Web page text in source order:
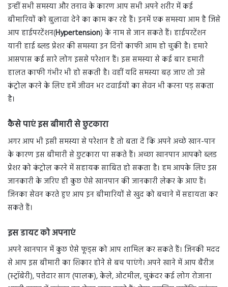
इन्हीं सभी समस्या और तनाव के कारण आप सभी अपने शरीर में कई
बीमारियों को बुलावा देने का काम कर रहे हैं। इनमें एक समस्या आम है जिसे
आप हाईपरटेंशन(Hypertension) के नाम से जान सकते हैं। हाईपरटेंशन
यानी हाई ब्लड प्रेशर की समस्या इन दिनों काफी आम हो चुकी है। हमारे
आसपास कई सारे लोग इससे परेशान हैं। इस समस्या से कई बार हमारी
हालत काफी गंभीर भी हो सकती है। वहीं यदि समस्या बढ़ जाए तो उसे
कंट्रोल करने के लिए हमें जीवन भर दवाईयों का सेवन भी करना पड़ सकता
है।
कैसे पाएं इस बीमारी से छुटकारा
अगर आप भी इसी समस्या से परेशान है तो बता दें कि अपने अच्छे खान-पान
के कारण इस बीमारी से छुटकारा पा सकते हैं। अच्छा खानपान आपको ब्लड
प्रेशर को कंट्रोल करने में सहायक साबित हो सकता है। हम आपके लिए इस
जानकारी के जरिए ही कुछ ऐसे खानपान की जानकारी लेकर के आए हैं।
जिनका सेवन करते हुए आप इन बीमारियों से खुद को बचाने में सहायता कर
सकते हैं।
इस डायट को अपनाएं
अपने खानपान में कुछ ऐसे फूड्स को आप शामिल कर सकते हैं। जिनकी मदद
से आप इस बीमारी का शिकार होने से बच पाएंगे। अपने खाने में आप बैरीज
(स्ट्रॉबेरी), पत्तेदार साग (पालक), केले, ओटमील, चुकंदर कई लोग रोजाना